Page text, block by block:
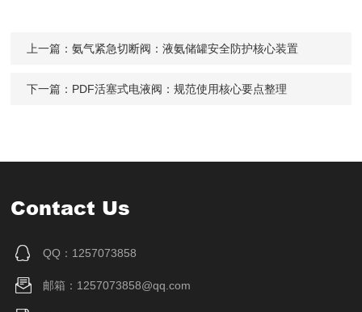
上一篇：氨气紧急切断阀：液氨储罐安全防护核心装置
下一篇： PDF活塞式电液阀：规范使用核心要点整理
Contact Us
QQ：1257073858
邮箱：1257073858@qq.com